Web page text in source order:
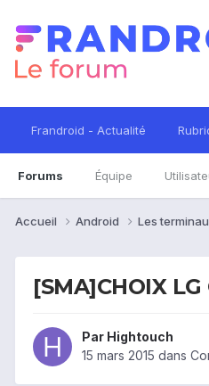
Frandroid - Actualité
Forums Équipe
Accueil Android Les
[SMA]CHOIX
Par Hightouch
15 mars 2015 dans